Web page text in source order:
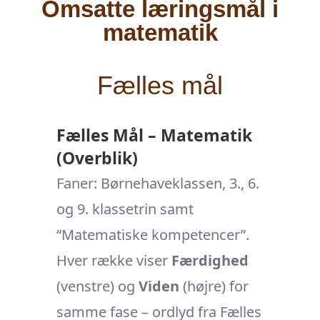
Omsatte læringsmål i
matematik
Fælles mål
Fælles Mål – Matematik
(Overblik)
Faner: Børnehaveklassen, 3., 6.
og 9. klassetrin samt
“Matematiske kompetencer”.
Hver række viser Færdighed
(venstre) ogViden (højre) for
samme fase – ordlyd fra Fælles